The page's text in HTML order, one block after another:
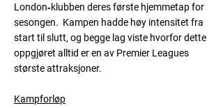
London‑klubben deresførste hjemmetap for
sesongen. Kampen hadde høy intensitet fra
start til slutt, og begge lag viste hvorfor dette
oppgjøret alltid er en av Premier Leagues
største attraksjoner.
Kampforløp